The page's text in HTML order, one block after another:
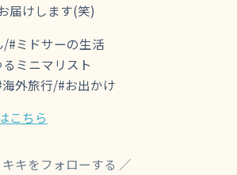
届けします(笑)
/#ミドサーの生活
ミニマリスト
外旅行/#お出かけ
こちら
キキをフォローする